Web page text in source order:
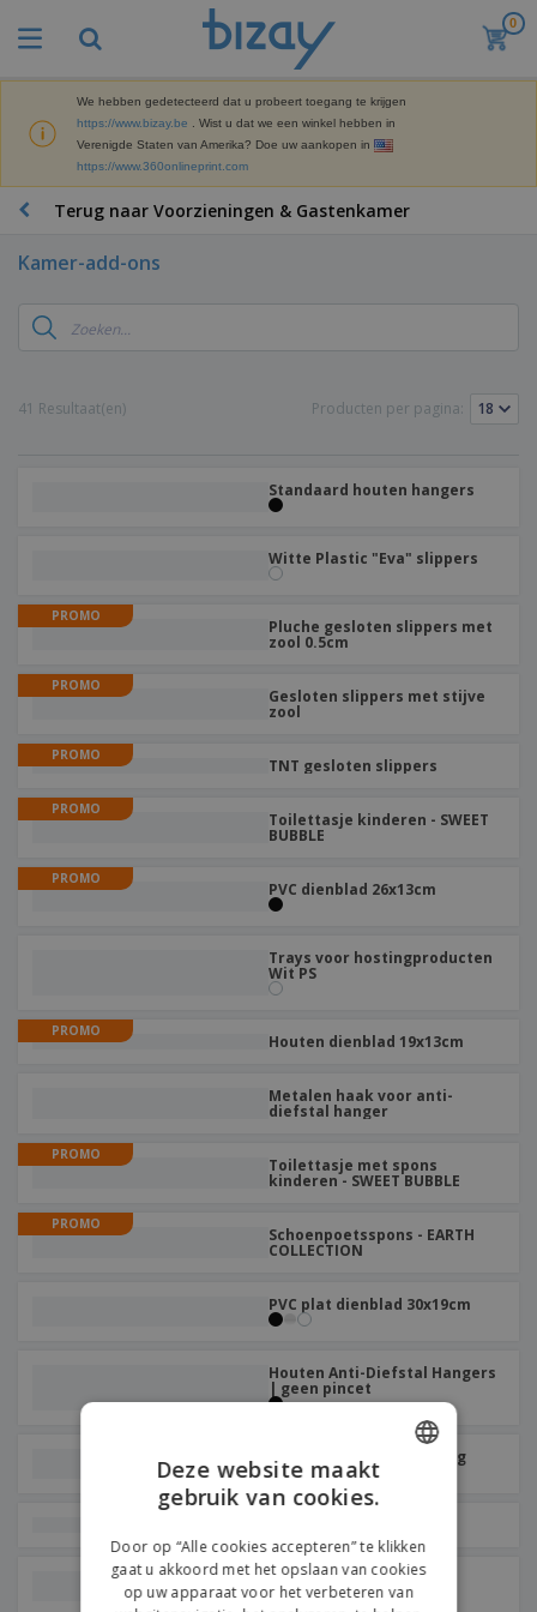
0
We hebben gedetecteerd dat u probeert toegang te krijgen
https://www.bizay.be
. Wist u dat we een winkel hebben in
Verenigde Staten van Amerika? Doe uw aankopen in
https://www.360onlineprint.com
Terug naar Voorzieningen & Gastenkamer
Kamer-add-ons
41 Resultaat(en) Producten per pagina:
Standaard houten hangers
Witte Plastic "Eva" slippers
PROMO
Pluche gesloten slippers met
zool 0.5cm
PROMO
Gesloten slippers met stijve
zool
PROMO
TNT gesloten slippers
PROMO
Toilettasje kinderen - SWEET
BUBBLE
PROMO
PVC dienblad 26x13cm
Trays voor hostingproducten
Wit PS
PROMO
Houten dienblad 19x13cm
Metalen haak voor anti-
diefstal hanger
PROMO
Toilettasje met spons
kinderen - SWEET BUBBLE
PROMO
Schoenpoetsspons - EARTH
COLLECTION
PVC plat dienblad 30x19cm
Houten Anti-Diefstal Hangers
| geen pincet
Hangers met houten tang
Kraft Waszakken
ENGLISH
DUTCH
Deze website maakt
gebruik van cookies.
Door op “Alle cookies accepteren” te klikken
gaat u akkoord met het opslaan van cookies
op uw apparaat voor het verbeteren van